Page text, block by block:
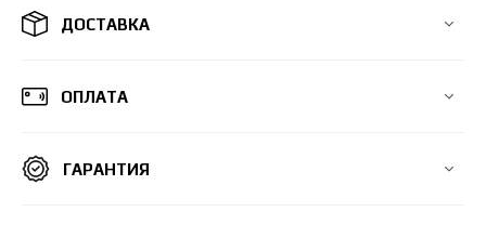
ДОСТАВКА
ОПЛАТА
ГАРАНТИЯ